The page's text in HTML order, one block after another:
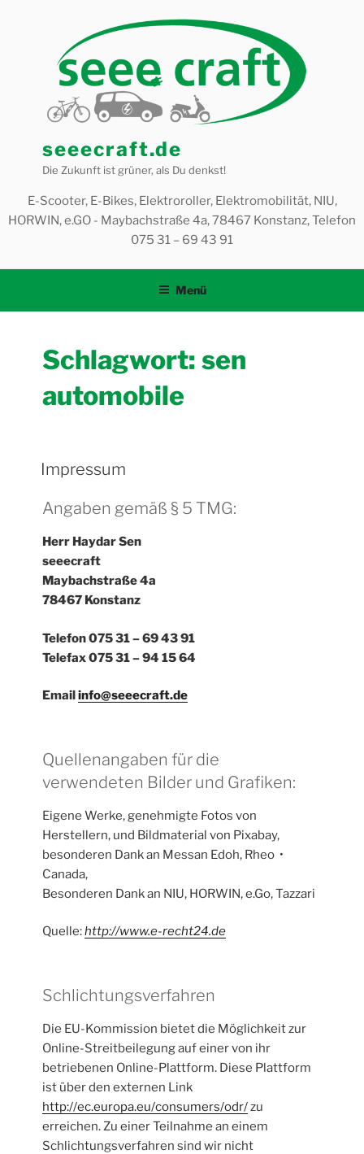
seeecraft.de
Die Zukunft ist grüner, als Du denkst!
E-Scooter, E-Bikes, Elektroroller, Elektromobilität, NIU,
HORWIN, e.GO - Maybachstraße 4a, 78467 Konstanz, Telefon
075 31 – 69 43 91
Menü
Schlagwort:sen
automobile
Impressum
Angaben gemäß § 5 TMG:
Herr Haydar Sen
seeecraft
Maybachstraße 4a
78467 Konstanz
Telefon 075 31 – 69 43 91
Telefax 075 31 – 94 15 64
Emailinfo@seeecraft.de
Quellenangaben für die
verwendeten Bilder und Grafiken:
Eigene Werke, genehmigte Fotos von
Herstellern, und Bildmaterial von Pixabay,
besonderen Dank an Messan Edoh, Rheo •
Canada,
Besonderen Dank an NIU, HORWIN, e.Go, Tazzari
Quelle:http://www.e-recht24.de
Schlichtungsverfahren
Die EU-Kommission bietet die Möglichkeit zur
Online-Streitbeilegung auf einer von ihr
betriebenen Online-Plattform. Diese Plattform
ist über den externen Link
http://ec.europa.eu/consumers/odr/zu
erreichen. Zu einer Teilnahme an einem
Schlichtungsverfahren sind wir nicht